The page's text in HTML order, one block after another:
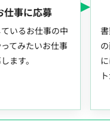
仕事に応募
いるお仕事の中
てみたいお仕事
ます。